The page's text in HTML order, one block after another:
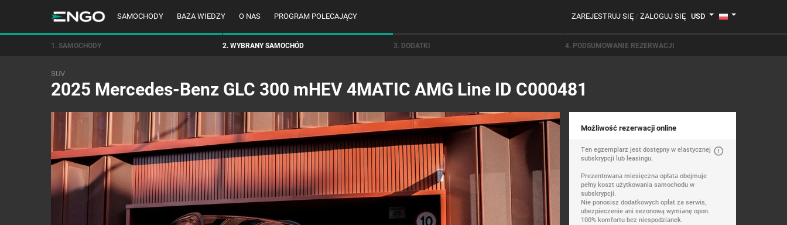
SAMOCHODY BAZA WIEDZY O NAS PROGRAM POLECAJĄCY ZAREJESTRUJ SIĘ / ZALOGUJ SIĘ USD
1. SAMOCHODY 2. WYBRANY SAMOCHÓD 3. DODATKI 4. PODSUMOWANIE REZERWACJI
SUV
2025 Mercedes-Benz GLC 300 mHEV 4MATIC AMG Line ID C000481
Możliwość rezerwacji online
Ten egzemplarz jest dostępny w elastycznej
subskrypcji lub leasingu.
Prezentowana miesięczna opłata obejmuje
pełny koszt użytkowania samochodu w
subskrypcji.
Nie ponosisz dodatkowych opłat za serwis,
ubezpieczenie ani sezonową wymianę opon.
100% komfortu bez niespodzianek.